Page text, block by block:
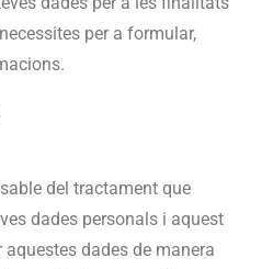
per a formular,
del tractament que
dades personals i aquest
dades de manera